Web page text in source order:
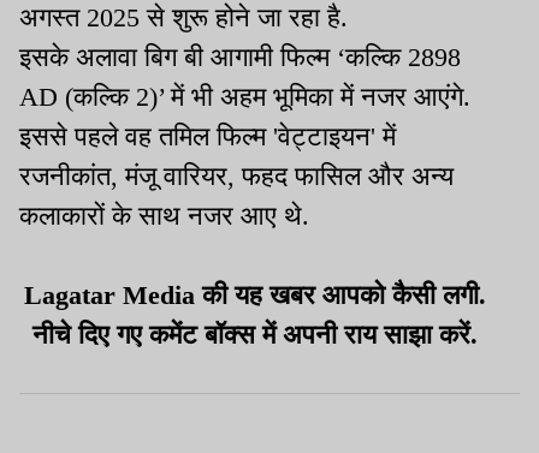
अगस्त 2025 से शुरू होने जा रहा है.
इसके अलावा बिग बी आगामी फिल्म ‘कल्कि 2898
AD (कल्कि 2)’ में भी अहम भूमिका में नजर आएंगे.
इससे पहले वह तमिल फिल्म 'वेट्टाइयन' में
रजनीकांत, मंजू वारियर, फहद फासिल और अन्य
कलाकारों के साथ नजर आए थे.
Lagatar Media की यह खबर आपको कैसी लगी.
नीचे दिए गए कमेंट बॉक्स में अपनी राय साझा करें.